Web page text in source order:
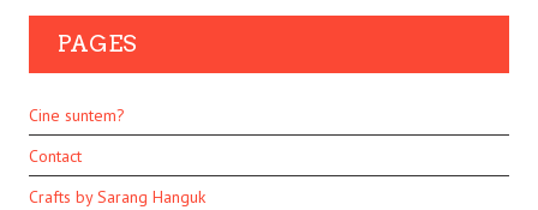
PAGES
Cine suntem?
Contact
Crafts by Sarang Hanguk